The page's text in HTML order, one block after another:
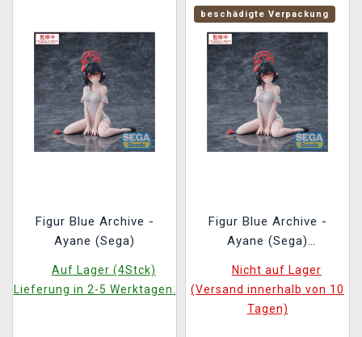
Figur Blue Archive -
Ayane (Sega)
Auf Lager (4Stck)
Lieferung in 2-5 Werktagen.
beschädigte Verpackung
Figur Blue Archive -
Ayane (Sega)
Verpackung)
Nicht auf Lager
(Versand innerhalb von 10
Tagen)